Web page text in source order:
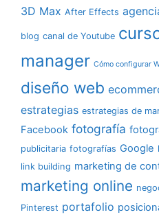
3D Max After Effects
blog canal de Youtube
manager Cómo configurar
diseño web
estrategias estrategias de
Facebook fotografía
publicitaria fotografías Google
link building marketing de
marketing online
Pinterest portafolio